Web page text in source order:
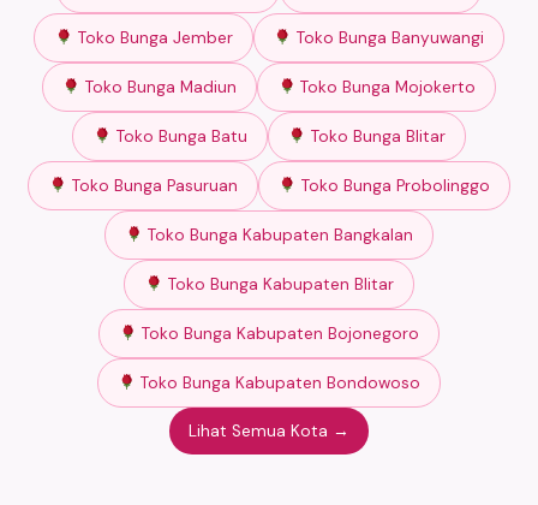
Toko Bunga Jember Toko Bunga Banyuwangi
Toko Bunga Madiun Toko Bunga Mojokerto
Toko Bunga Batu Toko Bunga Blitar
Toko Bunga Pasuruan Toko Bunga Probolinggo
Toko Bunga Kabupaten Bangkalan
Toko Bunga Kabupaten Blitar
Toko Bunga Kabupaten Bojonegoro
Toko Bunga Kabupaten Bondowoso
Lihat Semua Kota →